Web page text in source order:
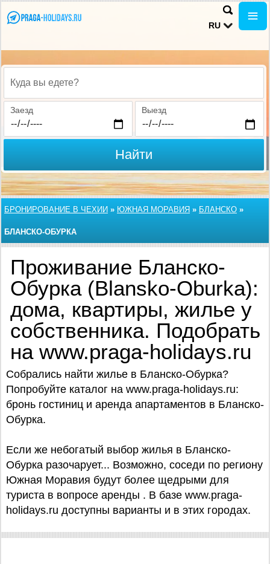
RU
Куда вы едете?
Заезд Выезд
Найти
БРОНИРОВАНИЕ В ЧЕХИИ » ЮЖНАЯ МОРАВИЯ » БЛАНСКО »
БЛАНСКО-ОБУРКА
Проживание Бланско-
Обурка (Blansko-Oburka):
дома, квартиры, жилье у
собственника. Подобрать
на www.praga-holidays.ru
Собрались найти жилье в Бланско-Обурка?
Попробуйте каталог на www.praga-holidays.ru:
бронь гостиниц и аренда апартаментов в Бланско-
Обурка.
Если же небогатый выбор жилья в Бланско-
Обурка разочарует... Возможно, соседи по региону
Южная Моравия будут более щедрыми для
туриста в вопросе аренды . В базе www.praga-
holidays.ru доступны варианты и в этих городах.